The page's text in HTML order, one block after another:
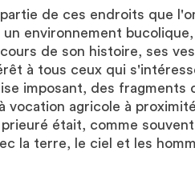
de ces endroits que
environnement
de son histoire, ses
à tous ceux qui
imposant, des fragments
vocation agricole à proximité
était, comme
la terre, le ciel et les